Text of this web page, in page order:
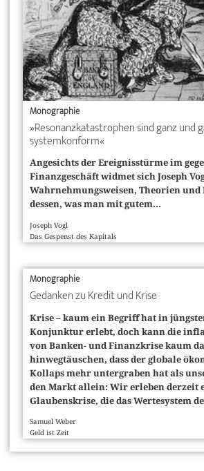
Monographie
»Resonanzkatastrophen sind ganz und
systemkonform«
Angesichts der Ereignisstürme im
Finanz­geschäft widmet sich Joseph
Wahrnehmungs­weisen, Theorien und
dessen, was man mit gutem...
Joseph Vogl
Das Gespenst des Kapitals
Monographie
Gedanken zu Kredit und Krise
Krise – kaum ein Begriff hat in
Konjunktur erlebt, doch kann die
von Banken- und Finanzkrise kaum
hinwegtäuschen, dass der globale
Kollaps mehr untergraben hat als
den Markt allein: Wir erleben derzeit
Glaubenskrise, die das Wertesystem
Samuel Weber
Geld ist Zeit